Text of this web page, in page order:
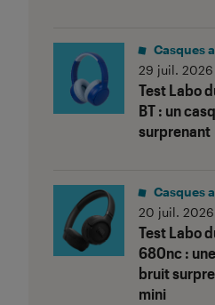
Test Labo
BT : un
surprenant
Casques
29 juil. 2026
Test Labo
680nc :
bruit
mini
Casques
20 juil. 2026